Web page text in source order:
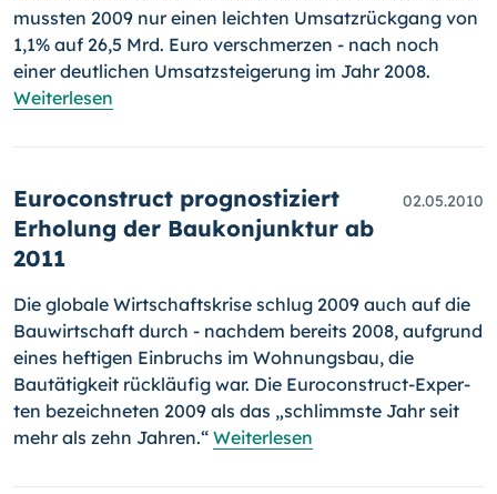
mussten 2009 nur einen leichten Umsatzrückgang von
1,1% auf 26,5 Mrd. Euro verschmerzen - nach noch
einer deutlichen Um­satz­steigerung im Jahr 2008.
Weiterlesen
Euroconstruct prognostiziert
Erholung der Baukonjunktur ab
2011
02.05.2010
Die globale Wirtschaftskrise schlug 2009 auch auf die
Bauwirtschaft durch - nachdem bereits 2008, aufgrund
eines heftigen Einbruchs im Wohnungsbau, die
Bautätigkeit rückläufig war. Die Euroconstruct-Ex­per­
ten bezeichneten 2009 als das „schlimmste Jahr seit
mehr als zehn Jahren.“ Weiterlesen